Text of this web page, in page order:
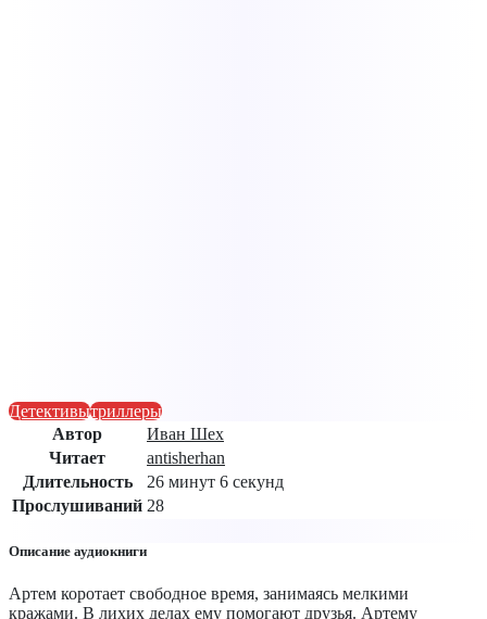
Детективытриллеры
Автор
Иван Шех
Читает
antisherhan
Длительность
26 минут 6 секунд
Прослушиваний 28
Описание аудиокниги
Артем коротает свободное время, занимаясь мелкими
кражами. В лихих делах ему помогают друзья. Артему